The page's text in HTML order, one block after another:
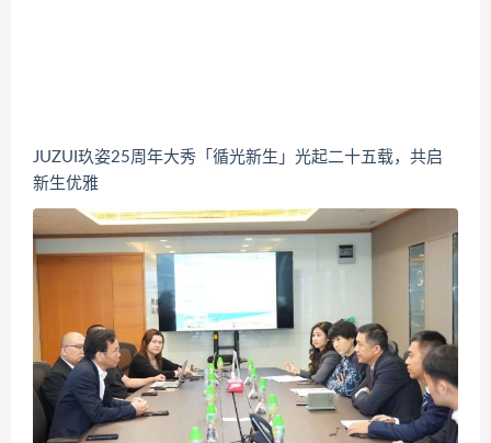
JUZUI玖姿25周年大秀「循光新生」光起二十五载，共启
新生优雅